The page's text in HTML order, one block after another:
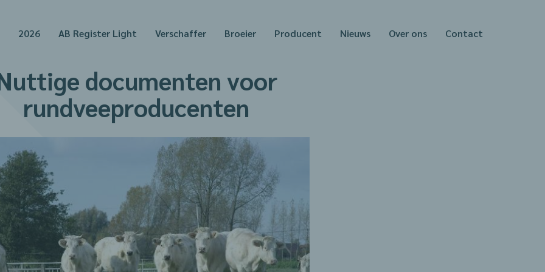
2026 AB Register Light Verschaffer Broeier Producent Nieuws Over ons Contact
documenten voor
rundveeproducenten